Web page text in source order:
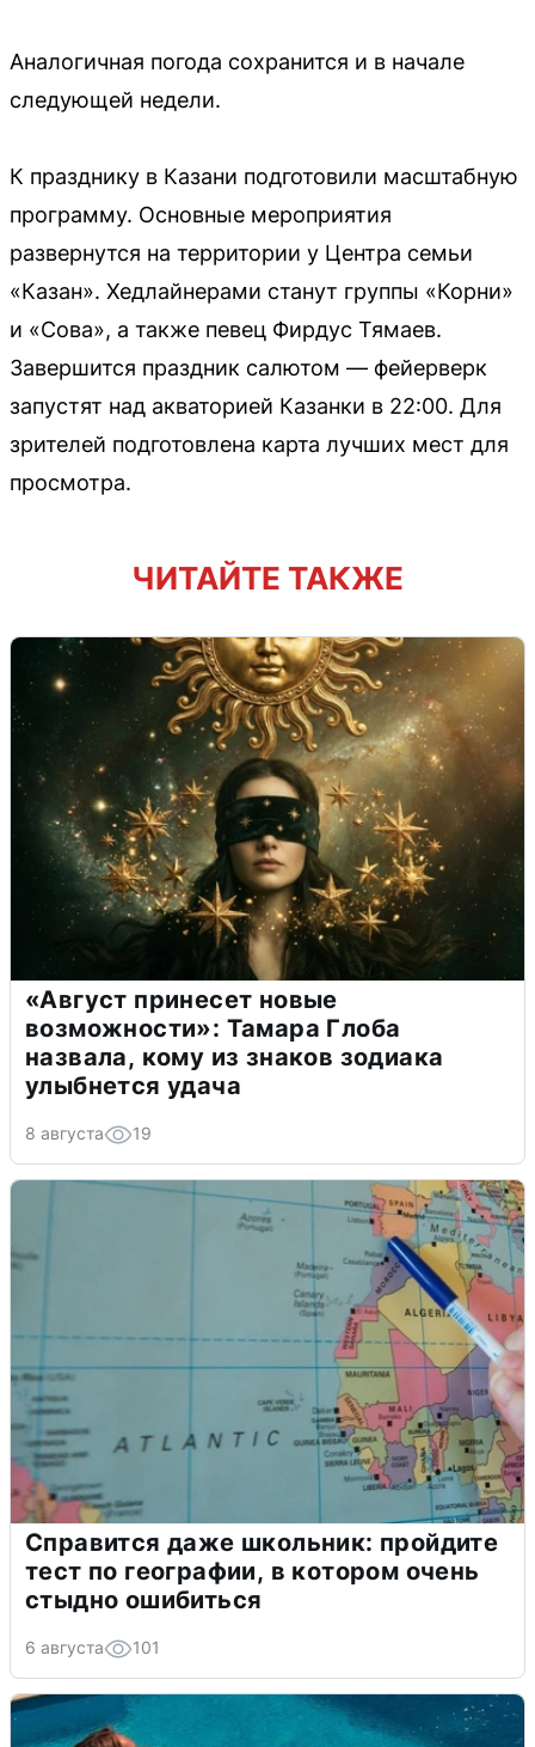
Аналогичная погода сохранится и в начале
следующей недели.
К празднику в Казани подготовили масштабную
программу. Основные мероприятия
развернутся на территории у Центра семьи
«Казан». Хедлайнерами станут группы «Корни»
и «Сова», а также певец Фирдус Тямаев.
Завершится праздник салютом — фейерверк
запустят над акваторией Казанки в 22:00. Для
зрителей подготовлена карта лучших мест для
просмотра.
ЧИТАЙТЕ ТАКЖЕ
«Август принесет новые
возможности»: Тамара Глоба
назвала, кому из знаков зодиака
улыбнется удача
8 августа 19
Справится даже школьник: пройдите
тест по географии, в котором очень
стыдно ошибиться
6 августа 101